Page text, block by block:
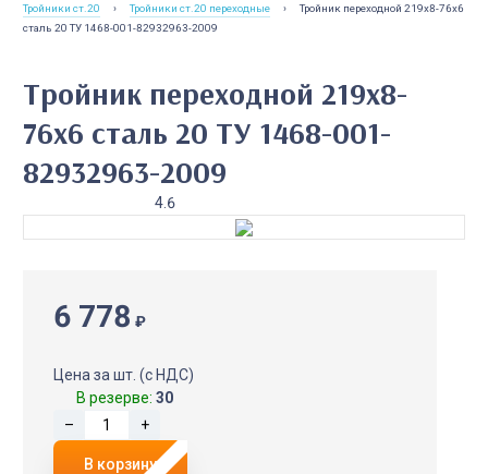
Тройники ст.20
› Тройники ст.20 переходные ›
Тройник переходной 219х8-76х6
сталь 20 ТУ 1468-001-82932963-2009
Тройник переходной 219х8-
76х6 сталь 20 ТУ 1468-001-
82932963-2009
4.6
6 778 ₽
Цена за шт. (с НДС)
В резерве: 30
–
+
В корзину